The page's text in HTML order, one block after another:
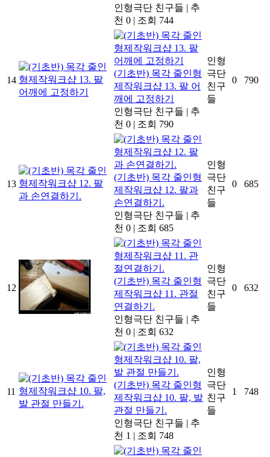
인형극단 친구들 | 추
천 0 | 조회 744
14
(기초반) 목각 줄인형
제작워크샵 13. 팔 어
깨에 고정하기
인형극단 친구들 | 추
천 0 | 조회 790
인형
극단
친구
들
0 790
13
(기초반) 목각 줄인형
제작워크샵 12. 팔과
손연결하기.
인형극단 친구들 | 추
천 0 | 조회 685
인형
극단
친구
들
0 685
12
(기초반) 목각 줄인형
제작워크샵 11. 관절
연결하기.
인형극단 친구들 | 추
천 0 | 조회 632
인형
극단
친구
들
0 632
11
(기초반) 목각 줄인형
제작워크샵 10. 팔, 발
관절 만들기.
인형극단 친구들 | 추
천 1 | 조회 748
인형
극단
친구
들
1 748